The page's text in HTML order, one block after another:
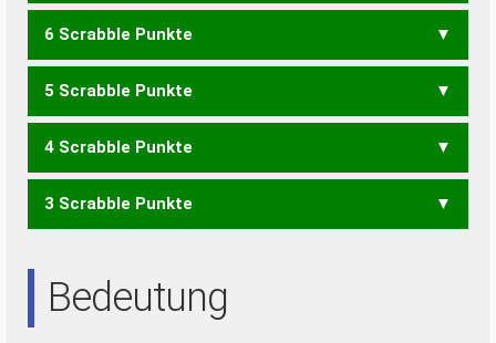
FEH FENN ZEHN
6 Scrabble Punkte
FAN ZEH AHNEN HANNA
5 Scrabble Punkte
ZEA ZEN AHNE NAHE
4 Scrabble Punkte
AHA HAN NAH ANNA
3 Scrabble Punkte
Bedeutung